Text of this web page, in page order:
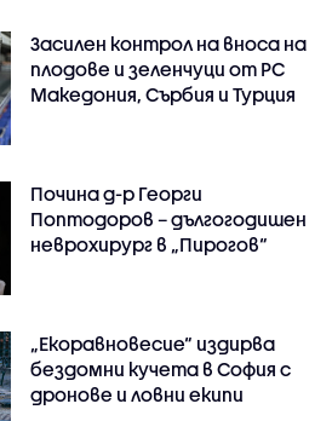
Засилен контрол на вноса на
плодове и зеленчуци от РС
Македония, Сърбия и Турция
Почина д-р Георги
Поптодоров – дългогодишен
неврохирург в „Пирогов“
„Екоравновесие“ издирва
бездомни кучета в София с
дронове и ловни екипи